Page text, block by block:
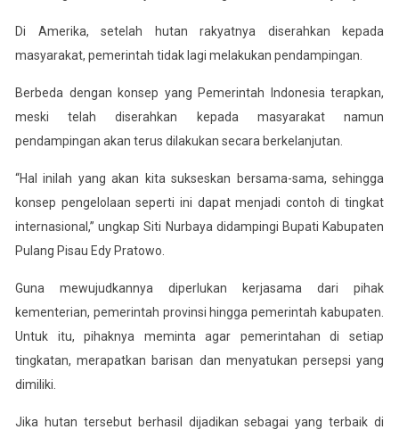
Di Amerika, setelah hutan rakyatnya diserahkan kepada
masyarakat, pemerintah tidak lagi melakukan pendampingan.
Berbeda dengan konsep yang Pemerintah Indonesia terapkan,
meski telah diserahkan kepada masyarakat namun
pendampingan akan terus dilakukan secara berkelanjutan.
“Hal inilah yang akan kita sukseskan bersama-sama, sehingga
konsep pengelolaan seperti ini dapat menjadi contoh di tingkat
internasional,” ungkap Siti Nurbaya didampingi Bupati Kabupaten
Pulang Pisau Edy Pratowo.
Guna mewujudkannya diperlukan kerjasama dari pihak
kementerian, pemerintah provinsi hingga pemerintah kabupaten.
Untuk itu, pihaknya meminta agar pemerintahan di setiap
tingkatan, merapatkan barisan dan menyatukan persepsi yang
dimiliki.
Jika hutan tersebut berhasil dijadikan sebagai yang terbaik di